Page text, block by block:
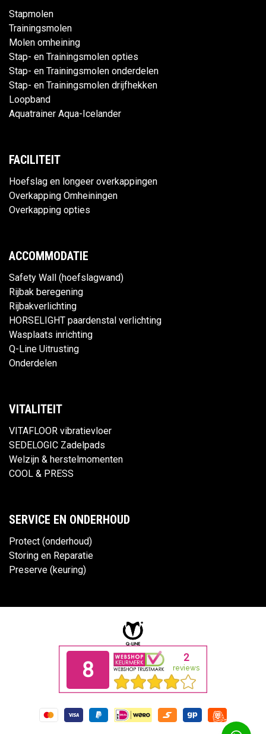
Stapmolen
Trainingsmolen
Molen omheining
Stap- en Trainingsmolen opties
Stap- en Trainingsmolen onderdelen
Stap- en Trainingsmolen drijfhekken
Loopband
Aquatrainer Aqua-Icelander
FACILITEIT
Hoefslag en longeer overkappingen
Overkapping Omheiningen
Overkapping opties
ACCOMMODATIE
Safety Wall (hoefslagwand)
Rijbak beregening
Rijbakverlichting
HORSELIGHT paardenstal verlichting
Wasplaats inrichting
Q-Line Uitrusting
Onderdelen
VITALITEIT
VITAFLOOR vibratievloer
SEDELOGIC Zadelpads
Welzijn & herstelmomenten
COOL & PRESS
SERVICE EN ONDERHOUD
Protect (onderhoud)
Storing en Reparatie
Preserve (keuring)